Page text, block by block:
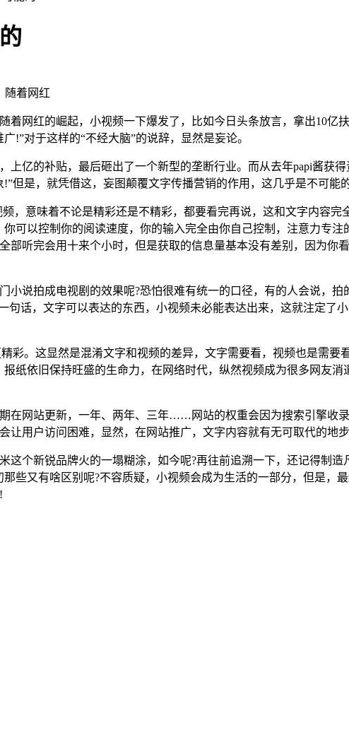
随着网红
网红的崛起，小视频一下爆发了，比如今日头条放言，拿出10亿
!”对于这样的“不经大脑”的说辞，显然是妄论。
亿的补贴，最后砸出了一个新型的垄断行业。而从去年papi酱获
但是，就凭借这，妄图颠覆文字传播营销的作用，这几乎是不可能
，意味着不论是精彩还是不精彩，都要看完再说，这和文字内容完
可以控制你的阅读速度，你的输入完全由你自己控制，注意力专
听完会用十来个小时，但是获取的信息量基本没有差别，因为你
说拍成电视剧的效果呢?恐怕很难有统一的口径，有的人会说，
话，文字可以表达的东西，小视频未必能表达出来，这就注定了
彩。这显然是混淆文字和视频的差异，文字需要看，视频也是需要
纸依旧保持旺盛的生命力，在网络时代，纵然视频成为很多网友
在网站更新，一年、两年、三年……网站的权重会因为搜索引擎收
用户访问困难，显然，在网站推广，文字内容就有无可取代的地步
个新锐品牌火的一塌糊涂，如今呢?再往前追溯一下，还记得制
又有啥区别呢?不容质疑，小视频会成为生活的一部分，但是，